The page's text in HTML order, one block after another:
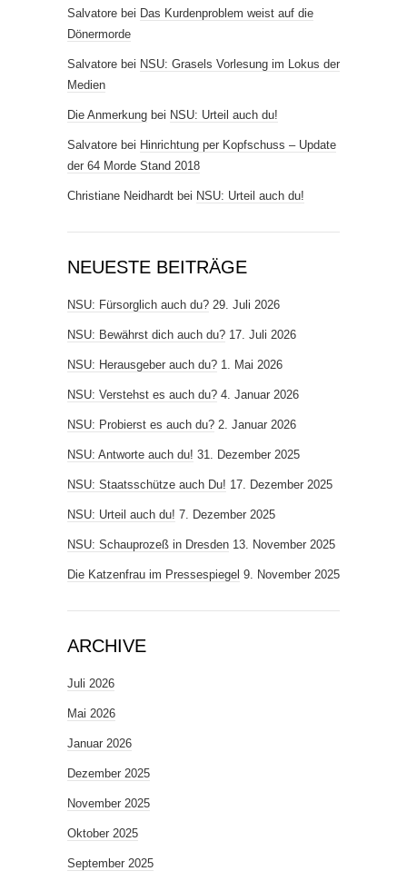
Salvatore bei Das Kurdenproblem weist auf die
Dönermorde
Salvatore bei NSU: Grasels Vorlesung im Lokus der
Medien
Die Anmerkung bei NSU: Urteil auch du!
Salvatore bei Hinrichtung per Kopfschuss – Update
der 64 Morde Stand 2018
Christiane Neidhardt bei NSU: Urteil auch du!
NEUESTE BEITRÄGE
NSU: Fürsorglich auch du? 29. Juli 2026
NSU: Bewährst dich auch du? 17. Juli 2026
NSU: Herausgeber auch du? 1. Mai 2026
NSU: Verstehst es auch du? 4. Januar 2026
NSU: Probierst es auch du? 2. Januar 2026
NSU: Antworte auch du! 31. Dezember 2025
NSU: Staatsschütze auch Du! 17. Dezember 2025
NSU: Urteil auch du! 7. Dezember 2025
NSU: Schauprozeß in Dresden 13. November 2025
Die Katzenfrau im Pressespiegel 9. November 2025
ARCHIVE
Juli 2026
Mai 2026
Januar 2026
Dezember 2025
November 2025
Oktober 2025
September 2025